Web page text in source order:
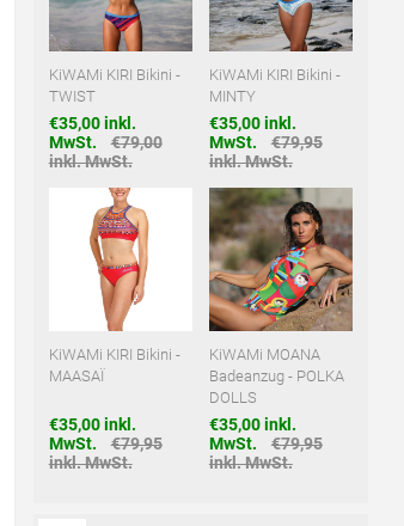
KiWAMi KIRI Bikini -
TWIST
€35,00 inkl.
MwSt.
€79,00
inkl. MwSt.
KiWAMi KIRI Bikini -
MINTY
€35,00 inkl.
MwSt.
€79,95
inkl. MwSt.
KiWAMi KIRI Bikini -
MAASAÏ
€35,00 inkl.
MwSt.
€79,95
inkl. MwSt.
KiWAMi MOANA
Badeanzug - POLKA
DOLLS
€35,00 inkl.
MwSt.
€79,95
inkl. MwSt.